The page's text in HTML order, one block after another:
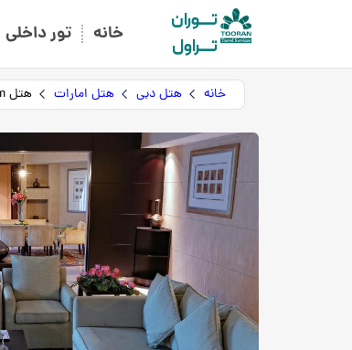
تـــوران
تـــراول
خانه تور داخلی
خانه هتل دبی هتل امارات هتل Ramada Plaza By Wyndham